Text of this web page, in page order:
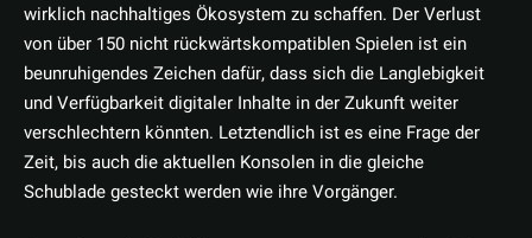
wirklich nachhaltiges Ökosystem zu schaffen. Der Verlust
von über 150 nicht rückwärtskompatiblen Spielen ist ein
beunruhigendes Zeichen dafür, dass sich die Langlebigkeit
und Verfügbarkeit digitaler Inhalte in der Zukunft weiter
verschlechtern könnten. Letztendlich ist es eine Frage der
Zeit, bis auch die aktuellen Konsolen in die gleiche
Schublade gesteckt werden wie ihre Vorgänger.